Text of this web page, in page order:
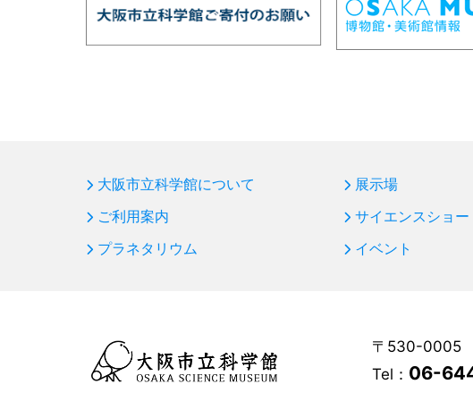
大阪市立科学館について
ご利用案内
プラネタリウム
展示場
サイエンスショー
イベント
〒530-0005
Tel： 06-